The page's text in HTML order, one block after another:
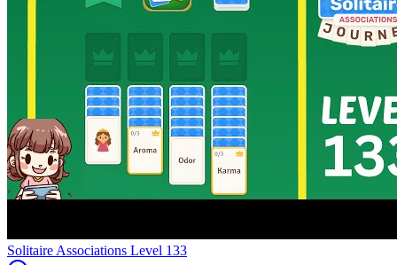
Level 133